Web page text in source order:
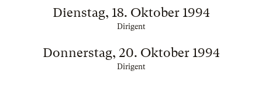
Dienstag, 18. Oktober 1994
Dirigent
Donnerstag, 20. Oktober 1994
Dirigent